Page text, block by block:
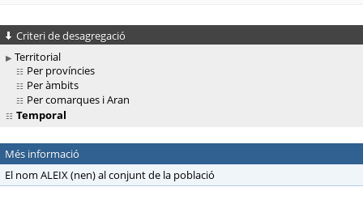
Criteri de desagregació
Territorial
Per províncies
Per àmbits
Per comarques i Aran
Temporal
Més informació
El nom ALEIX (nen) al conjunt de la població